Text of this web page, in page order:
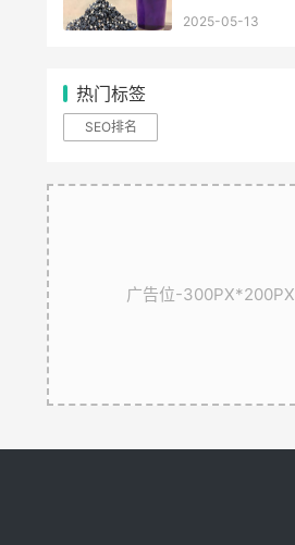
2025-05-13
热门标签
SEO排名
广告位-300PX*200PX